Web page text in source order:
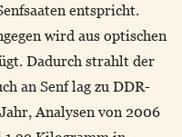
entspricht.
wird aus optischen
Dadurch strahlt der
an Senf lag zu DDR-
Analysen von 2006